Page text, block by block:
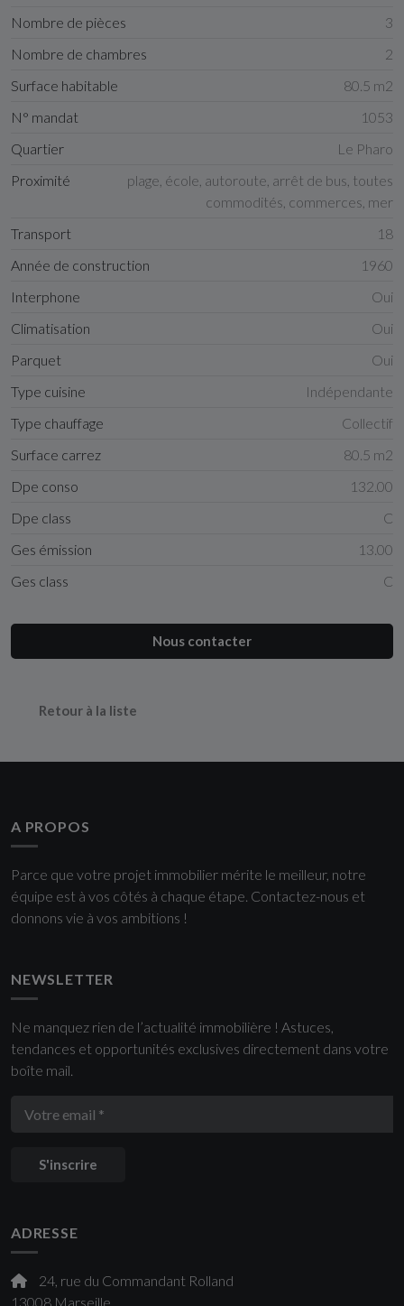
Nombre de pièces
3
Nombre de chambres
2
Surface habitable
80.5 m2
N° mandat
1053
Quartier
Le Pharo
Proximité
plage, école, autoroute, arrêt de bus, toutes
commodités, commerces, mer
Transport
18
Année de construction
1960
Interphone
Oui
Climatisation
Oui
Parquet
Oui
Type cuisine
Indépendante
Type chauffage
Collectif
Surface carrez
80.5 m2
Dpe conso
132.00
Dpe class
C
Ges émission
13.00
Ges class
C
Nous contacter
Retour à la liste
A PROPOS
Parce que votre projet immobilier mérite le meilleur, notre
équipe est à vos côtés à chaque étape. Contactez-nous et
donnons vie à vos ambitions !
NEWSLETTER
Ne manquez rien de l’actualité immobilière ! Astuces,
tendances et opportunités exclusives directement dans votre
boîte mail.
S'inscrire
ADRESSE
24, rue du Commandant Rolland
13008 Marseille